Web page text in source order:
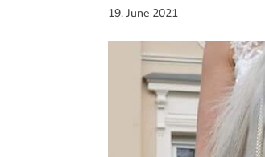
19. June 2021